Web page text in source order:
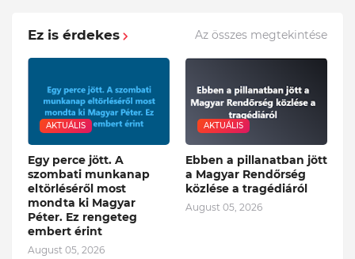
Ez is érdekes Az összes megtekintése
AKTUÁLIS
Egy perce jött. A
szombati munkanap
eltörléséről most
mondta ki Magyar
Péter. Ez rengeteg
embert érint
August 05, 2026
AKTUÁLIS
Ebben a pillanatban jött
a Magyar Rendőrség
közlése a tragédiáról
August 05, 2026